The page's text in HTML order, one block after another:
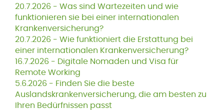
20.7.2026 - Was sind Wartezeiten und wie
funktionieren sie bei einer internationalen
Krankenversicherung?
20.7.2026 - Wie funktioniert die Erstattung bei
einer internationalen Krankenversicherung?
16.7.2026 - Digitale Nomaden und Visa für
Remote Working
5.6.2026 - Finden Sie die beste
Auslandskrankenversicherung, die am besten zu
Ihren Bedürfnissen passt